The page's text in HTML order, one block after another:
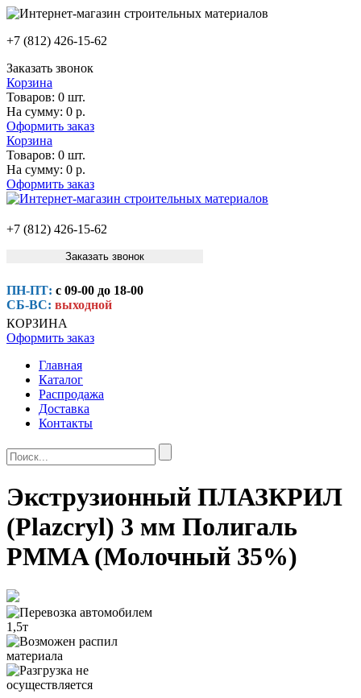
+7 (812) 426-15-62
Заказать звонок
Корзина
Товаров: 0 шт.
На сумму: 0 р.
Оформить заказ
Корзина
Товаров: 0 шт.
На сумму: 0 р.
Оформить заказ
+7 (812) 426-15-62
Заказать звонок
ПН-ПТ: с 09-00 до 18-00
СБ-ВС: выходной
КОРЗИНА
Оформить заказ
Главная
Каталог
Распродажа
Доставка
Контакты
Экструзионный ПЛАЗКРИЛ
(Plazcryl) 3 мм Полигаль
PMMA (Молочный 35%)